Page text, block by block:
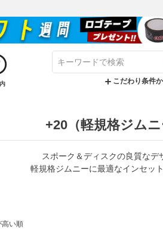
こだわり条件
+20（軽規格ジムニ
スポーク＆ディスクの良質なデ
軽規格ジムニーに最適なインセッ
高い順